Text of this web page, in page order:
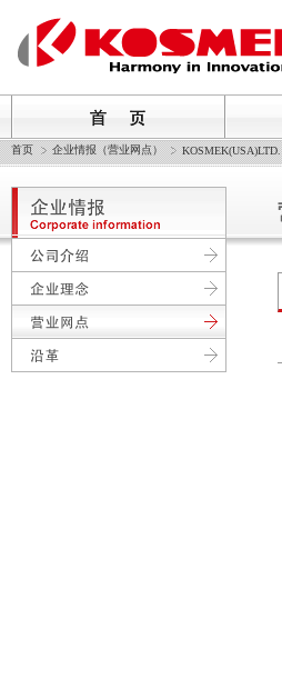
首页 企业情报（营业网点） KOSMEK(USA)LTD.